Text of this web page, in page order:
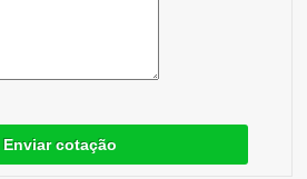
Enviar cotação